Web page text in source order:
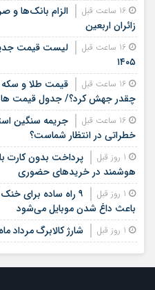
الزام بانک‌ها و
زائران اربعین
لیست قیمت
۱۴۰۵
چقدر جهش کرد؟/ جدول قیمت ها
جریمه سنگین
خطراتی در انتظار شماست؟
پرداخت بدون کارت
هوشمند در خریدهای حضوری
۹ راه ساده برای
باعث داغ شدن موبایل می‌شود
شارژ کالابرگ مرداد
1 روز قبل
لیست قیمت اجاره
اجاره‌نشینی در این منطقه چقدر